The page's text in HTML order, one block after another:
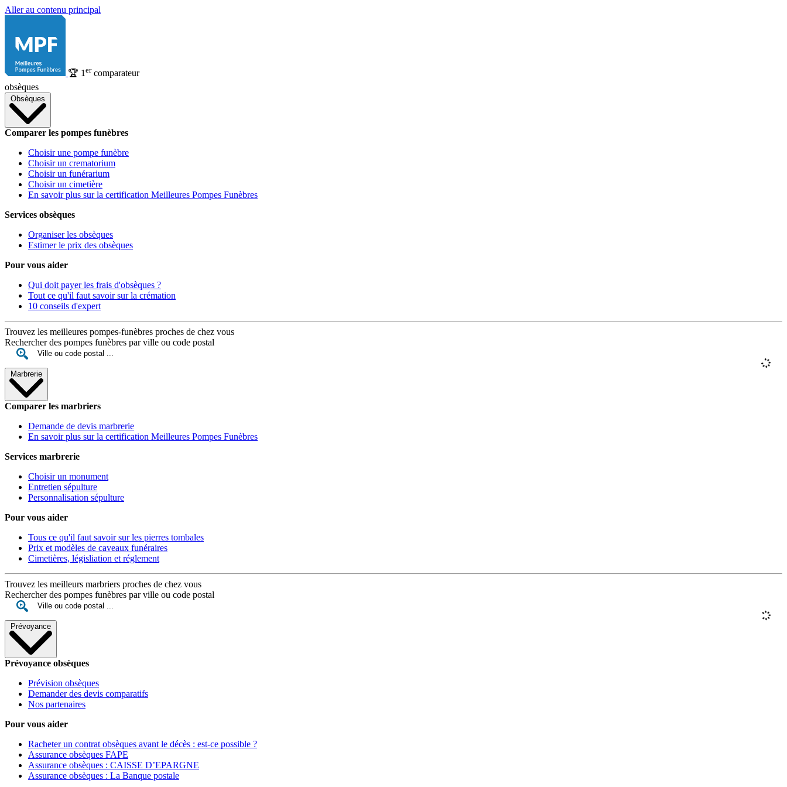
Aller au contenu principal
🏆 1 ercomparateur
obsèques
Obsèques
Comparer les pompes funèbres
Choisir une pompe funèbre
Choisir un crematorium
Choisir un funérarium
Choisir un cimetière
En savoir plus sur la certification Meilleures Pompes Funèbres
Services obsèques
Organiser les obsèques
Estimer le prix des obsèques
Pour vous aider
Qui doit payer les frais d'obsèques ?
Tout ce qu'il faut savoir sur la crémation
10 conseils d'expert
Trouvez les meilleures pompes-funèbres proches de chez vous
Rechercher des pompes funèbres par ville ou code postal
Marbrerie
Comparer les marbriers
Demande de devis marbrerie
En savoir plus sur la certification Meilleures Pompes Funèbres
Services marbrerie
Choisir un monument
Entretien sépulture
Personnalisation sépulture
Pour vous aider
Tous ce qu'il faut savoir sur les pierres tombales
Prix et modèles de caveaux funéraires
Cimetières, législiation et réglement
Trouvez les meilleurs marbriers proches de chez vous
Rechercher des pompes funèbres par ville ou code postal
Prévoyance
Prévoyance obsèques
Prévision obsèques
Demander des devis comparatifs
Nos partenaires
Pour vous aider
Racheter un contrat obsèques avant le décès : est-ce possible ?
Assurance obsèques FAPE
Assurance obsèques : CAISSE D’EPARGNE
Assurance obsèques : La Banque postale